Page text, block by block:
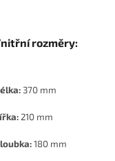
rozměry:
370 mm
210 mm
180 mm